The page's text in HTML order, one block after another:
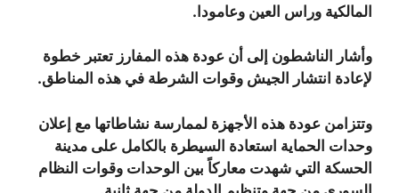
المالكية وراس العين وعامودا.
وأشار الناشطون إلى أن عودة هذه المفارز تعتبر خطوة
لإعادة انتشار الجيش وقوات الشرطة في هذه المناطق.
وتتزامن عودة هذه الأجهزة لممارسة نشاطاتها مع إعلان
وحدات الحماية استعادة السيطرة بالكامل على مدينة
الحسكة التي شهدت معاركاً بين الوحدات وقوات النظام